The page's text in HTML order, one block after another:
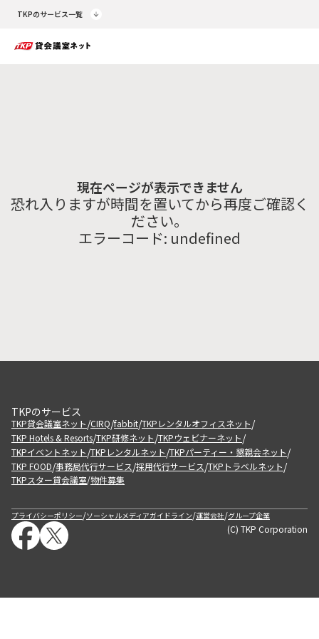
TKPのサービス一覧
現在ページが表示できません
恐れ入りますが時間を置いてから再度ご確認く
ださい。
エラーコード: undefined
TKPのサービス
TKP貸会議室ネット/CIRQ/fabbit/TKPレンタルオフィスネット/
TKP Hotels & Resorts/TKP研修ネット/TKPウェビナーネット/
TKPイベントネット/TKPレンタルネット/TKPパーティー・懇親会ネット/
TKP FOOD/事務局代行サービス/採用代行サービス/TKPトラベルネット/
TKPスター貸会議室/物件募集
プライバシーポリシー/ソーシャルメディアガイドライン/運営会社/グループ企業
(C) TKP Corporation